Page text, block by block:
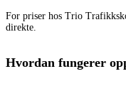
For priser hos Trio
direkte.
Hvordan fungerer